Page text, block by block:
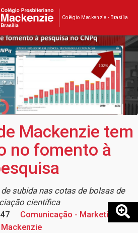
Colégio Mackenzie - Brasília
Mackenzie tem
no fomento à
subida nas cotas de bolsas de
científica
Comunicação - Marketing
Mackenzie